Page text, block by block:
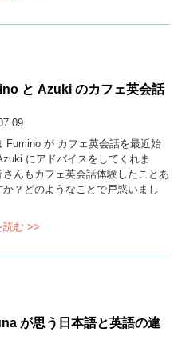
と Azuki のカフェ英会話
Fumino が カフェ英会話を最近始
にアドバイスをしてくれま
さんもカフェ英会話体験したことあ
か？どのようなことで戸惑いまし
読む >>
が思う日本語と英語の違